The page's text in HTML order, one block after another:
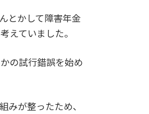
とかして障害年金
えていました。
の試行錯誤を始め
が整ったため、